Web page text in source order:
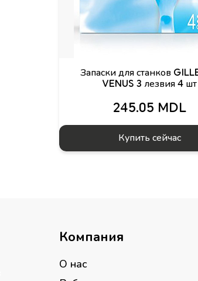
Запаски для станков
VENUS 3 лезвия 4 шт
245.05 MDL
Купить сейчас
Компания
О нас